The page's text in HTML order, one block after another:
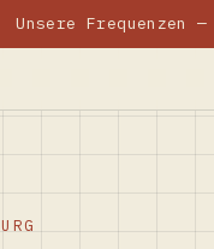
Unsere Frequenzen —